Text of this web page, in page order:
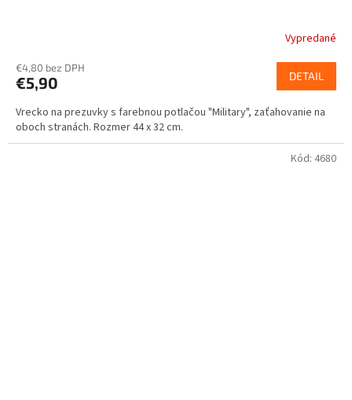
Vypredané
€4,80 bez DPH
€5,90 DETAIL
Vrecko na prezuvky s farebnou potlačou "Military", zaťahovanie na
oboch stranách. Rozmer 44 x 32 cm.
Kód: 4680